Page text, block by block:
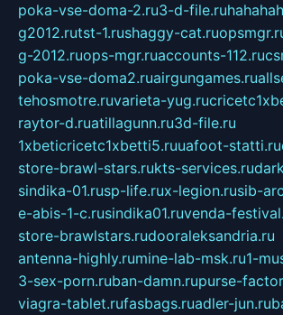
poka-vse-doma-2.ru3-d-file.ru
g2012.rutst-1.rushaggy-cat.ru
g-2012.ruops-mgr.ruaccounts-112.ru
poka-vse-doma2.ruairgungames.ru
tehosmotre.ruvarieta-yug.ru
raytor-d.ruatillagunn.ru3d-file.ru
1xbeticricetc1xbetti5.ruuafoot-statti.ru
store-brawl-stars.rukts-services.ru
sindika-01.rusp-life.rux-legion.rusib-
e-abis-1-c.rusindika01.ruvenda-
store-brawlstars.rudooraleksandria.ru
antenna-highly.rumine-lab-msk.ru1-
3-sex-porn.ruban-damn.rupurse-
viagra-tablet.rufasbags.ruadler-jun.ru